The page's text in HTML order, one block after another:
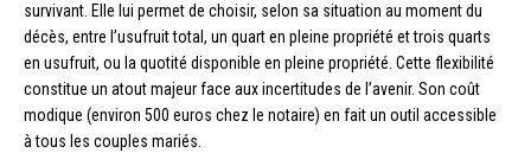
survivant. Elle lui permet de choisir, selon sa situation au moment du
décès, entre l’usufruit total, un quart en pleine propriété et trois quarts
en usufruit, ou la quotité disponible en pleine propriété. Cette flexibilité
constitue un atout majeur face aux incertitudes de l’avenir. Son coût
modique (environ 500 euros chez le notaire) en fait un outil accessible
à tous les couples mariés.